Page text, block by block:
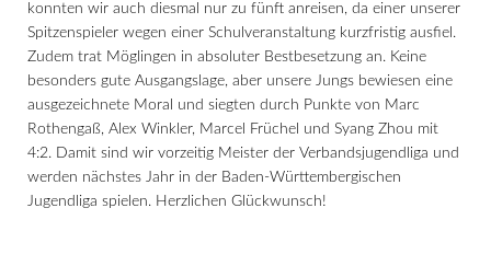
konnten wir auch diesmal nur zu fünft anreisen, da einer unserer
Spitzenspieler wegen einer Schulveranstaltung kurzfristig ausfiel.
Zudem trat Möglingen in absoluter Bestbesetzung an. Keine
besonders gute Ausgangslage, aber unsere Jungs bewiesen eine
ausgezeichnete Moral und siegten durch Punkte von Marc
Rothengaß, Alex Winkler, Marcel Früchel und Syang Zhou mit
4:2. Damit sind wir vorzeitig Meister der Verbandsjugendliga und
werden nächstes Jahr in der Baden-Württembergischen
Jugendliga spielen. Herzlichen Glückwunsch!